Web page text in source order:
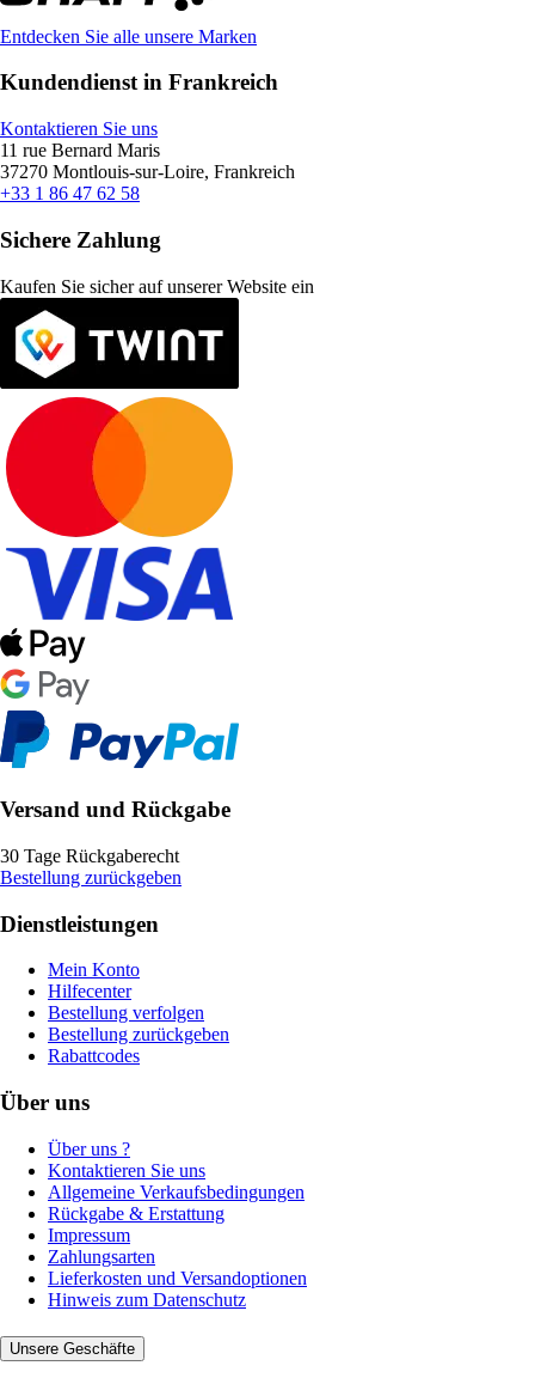
Entdecken Sie alle unsere Marken
Kundendienst in Frankreich
Kontaktieren Sie uns
11 rue Bernard Maris
37270 Montlouis-sur-Loire, Frankreich
+33 1 86 47 62 58
Sichere Zahlung
Kaufen Sie sicher auf unserer Website ein
Versand und Rückgabe
30 Tage Rückgaberecht
Bestellung zurückgeben
Dienstleistungen
Mein Konto
Hilfecenter
Bestellung verfolgen
Bestellung zurückgeben
Rabattcodes
Über uns
Über uns ?
Kontaktieren Sie uns
Allgemeine Verkaufsbedingungen
Rückgabe & Erstattung
Impressum
Zahlungsarten
Lieferkosten und Versandoptionen
Hinweis zum Datenschutz
Unsere Geschäfte